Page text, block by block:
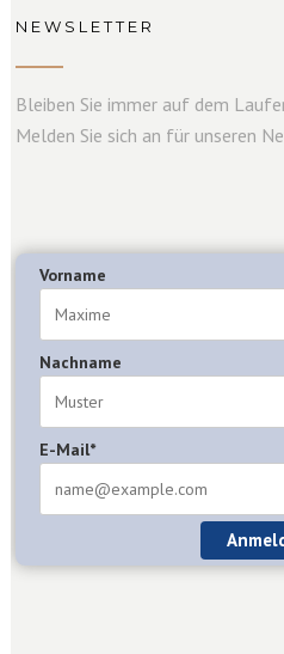
NEWSLETTER
Bleiben Sie immer auf dem
Melden Sie sich an für unseren
Vorname
Nachname
E-Mail*